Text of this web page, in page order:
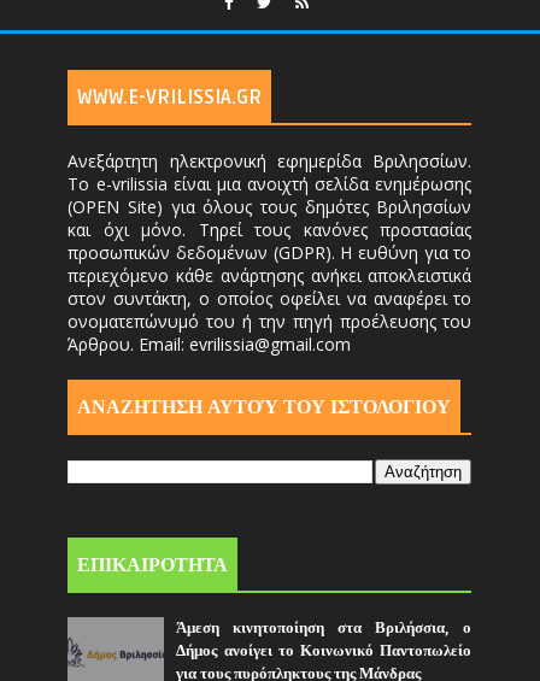
WWW.E-VRILISSIA.GR
Ανεξάρτητη ηλεκτρονική εφημερίδα Βριλησσίων.
Το e-vrilissia είναι μια ανοιχτή σελίδα ενημέρωσης
(OPEN Site) για όλους τους δημότες Βριλησσίων
και όχι μόνο. Τηρεί τους κανόνες προστασίας
προσωπικών δεδομένων (GDPR). Η ευθύνη για το
περιεχόμενο κάθε ανάρτησης ανήκει αποκλειστικά
στον συντάκτη, ο οποίος οφείλει να αναφέρει το
ονοματεπώνυμό του ή την πηγή προέλευσης του
Άρθρου. Email: evrilissia@gmail.com
ΑΝΑΖΗΤΗΣΗ ΑΥΤΟΎ ΤΟΥ ΙΣΤΟΛΟΓΙΟΥ
ΕΠΙΚΑΙΡΟΤΗΤΑ
Άμεση κινητοποίηση στα Βριλήσσια, ο
Δήμος ανοίγει το Κοινωνικό Παντοπωλείο
για τους πυρόπληκτους της Μάνδρας